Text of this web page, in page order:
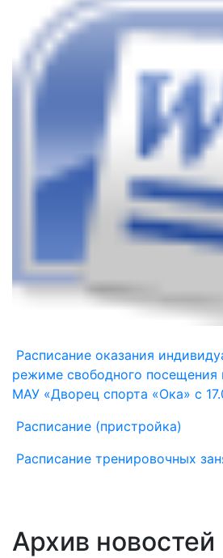
Расписание оказания
режиме свободного посещения
МАУ «Дворец спорта «Ока» с
Расписание (пристройка)
Расписание тренировочных
Архив новостей